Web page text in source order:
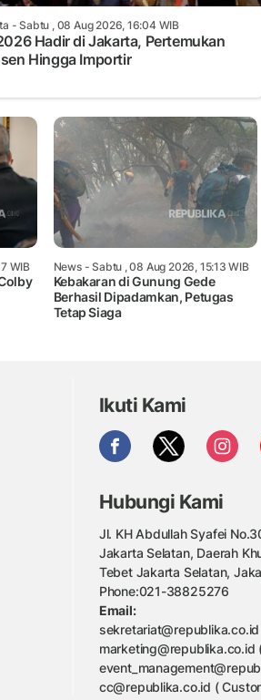
- Sabtu , 08 Aug 2026, 16:04 WIB
Hadir di Jakarta, Pertemukan
Hingga Importir
WIB News- Sabtu , 08 Aug 2026, 15:13 WIB
Kebakaran di Gunung Gede
Berhasil Dipadamkan, Petugas
Tetap Siaga
Ikuti Kami
Hubungi Kami
Jl. KH Abdullah Syafei
Jakarta Selatan, Daerah
Tebet Jakarta Selatan,
Phone:021-38825276
Email:
marketing@republika.co.id
cc@republika.co.id (